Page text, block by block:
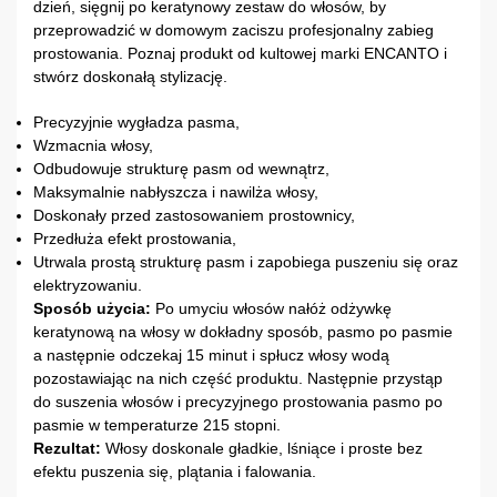
dzień, sięgnij po keratynowy zestaw do włosów, by
przeprowadzić w domowym zaciszu profesjonalny zabieg
prostowania. Poznaj produkt od kultowej marki ENCANTO i
stwórz doskonałą stylizację.
Precyzyjnie wygładza pasma,
Wzmacnia włosy,
Odbudowuje strukturę pasm od wewnątrz,
Maksymalnie nabłyszcza i nawilża włosy,
Doskonały przed zastosowaniem prostownicy,
Przedłuża efekt prostowania,
Utrwala prostą strukturę pasm i zapobiega puszeniu się oraz
elektryzowaniu.
Sposób użycia: Po umyciu włosów nałóż odżywkę
keratynową na włosy w dokładny sposób, pasmo po pasmie
a następnie odczekaj 15 minut i spłucz włosy wodą
pozostawiając na nich część produktu. Następnie przystąp
do suszenia włosów i precyzyjnego prostowania pasmo po
pasmie w temperaturze 215 stopni.
Rezultat: Włosy doskonale gładkie, lśniące i proste bez
efektu puszenia się, plątania i falowania.